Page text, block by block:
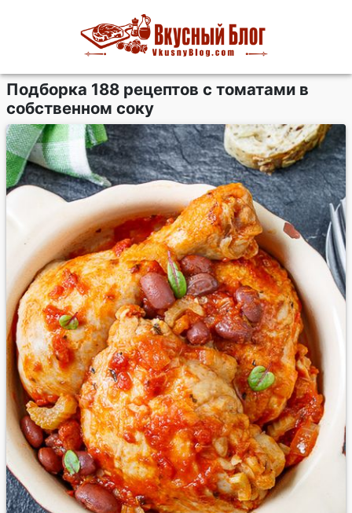
Подборка 188 рецептов с томатами в
собственном соку